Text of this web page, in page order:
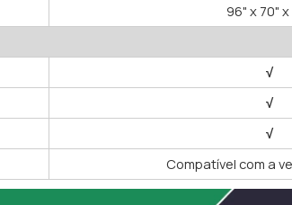
96" x 70" x
√
√
√
Compatível com a